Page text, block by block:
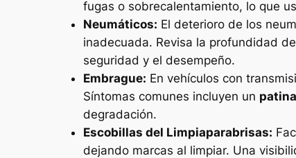
fugas o sobrecalentamiento, lo que
Neumáticos: El deterioro de los
inadecuada. Revisa la profundidad
seguridad y el desempeño.
Embrague: En vehículos con
Síntomas comunes incluyen un
degradación.
Escobillas del Limpiaparabrisas:
dejando marcas al limpiar. Una